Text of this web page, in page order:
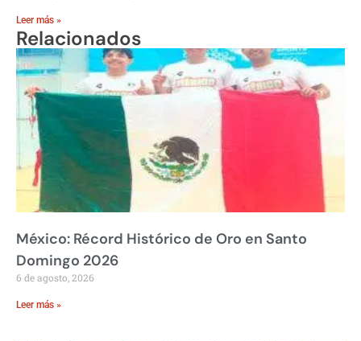
Leer más »
Relacionados
México: Récord Histórico de Oro en Santo
Domingo 2026
6 de agosto, 2026
Leer más »